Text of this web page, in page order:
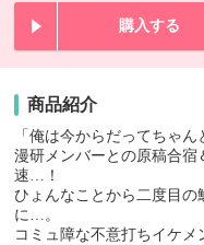
購入する
商品紹介
「俺は今からだってちゃ
漫研メンバーとの原稿合
速…！
ひょんなことから二度目
に…。
コミュ障な不意打ちイケ